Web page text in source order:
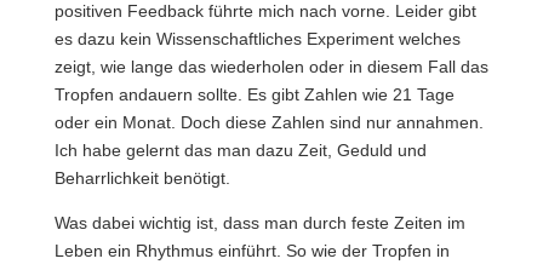
positiven Feedback führte mich nach vorne. Leider gibt
es dazu kein Wissenschaftliches Experiment welches
zeigt, wie lange das wiederholen oder in diesem Fall das
Tropfen andauern sollte. Es gibt Zahlen wie 21 Tage
oder ein Monat. Doch diese Zahlen sind nur annahmen.
Ich habe gelernt das man dazu Zeit, Geduld und
Beharrlichkeit benötigt.
Was dabei wichtig ist, dass man durch feste Zeiten im
Leben ein Rhythmus einführt. So wie der Tropfen in